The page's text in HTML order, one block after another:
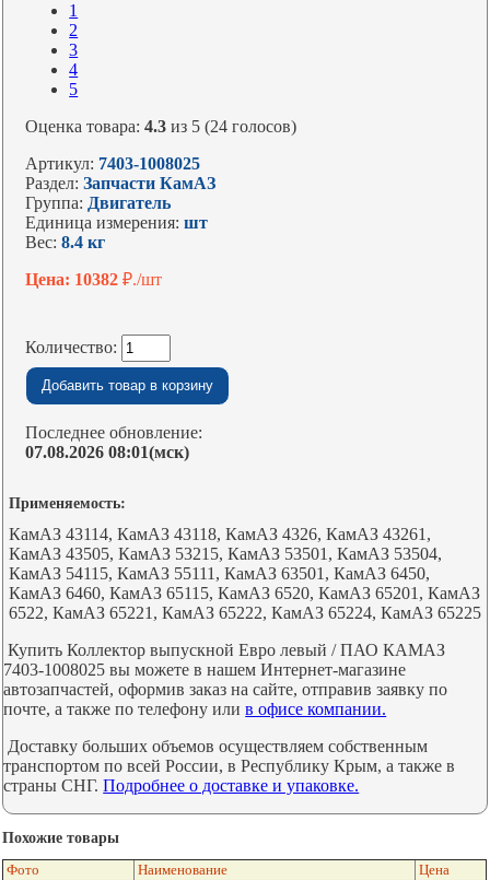
1
2
3
4
5
Оценка товара:4.3 из 5 (24 голосов)
Артикул: 7403-1008025
Раздел:Запчасти КамАЗ
Группа: Двигатель
Единица измерения:шт
Вес:8.4 кг
Цена: 10382₽./шт
Количество:
Последнее обновление:
07.08.2026 08:01(мск)
Применяемость:
КамАЗ 43114, КамАЗ 43118, КамАЗ 4326, КамАЗ 43261,
КамАЗ 43505, КамАЗ 53215, КамАЗ 53501, КамАЗ 53504,
КамАЗ 54115, КамАЗ 55111, КамАЗ 63501, КамАЗ 6450,
КамАЗ 6460, КамАЗ 65115, КамАЗ 6520, КамАЗ 65201, КамАЗ
6522, КамАЗ 65221, КамАЗ 65222, КамАЗ 65224, КамАЗ 65225
Купить Коллектор выпускной Евро левый / ПАО КАМАЗ
7403-1008025 вы можете в нашем Интернет-магазине
автозапчастей, оформив заказ на сайте, отправив заявку по
почте, а также по телефону илив офисе компании.
Доставку больших объемов осуществляем собственным
транспортом по всей России, в Республику Крым, а также в
страны СНГ.Подробнее о доставке и упаковке.
Похожие товары
Фото Наименование Цена